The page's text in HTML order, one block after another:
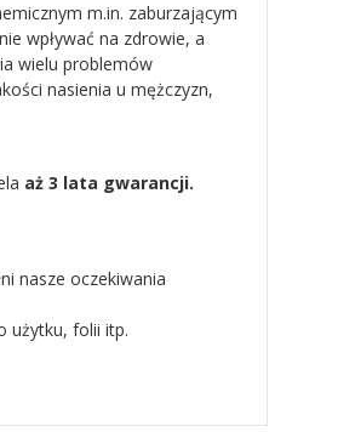
m.in. zaburzającym
wpływać na zdrowie, a
wielu problemów
nasienia u mężczyzn,
aż 3 lata gwarancji.
nasze oczekiwania
użytku, folii itp.